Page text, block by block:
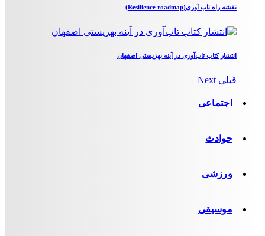
نقشه راه تاب آوری(Resilience roadmap)
انتشار کتاب تاب‌آوری در آینه بهزیستی اصفهان
قبلی Next
اجتماعی
حوادث
ورزشی
موسیقی